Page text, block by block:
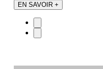
EN SAVOIR +